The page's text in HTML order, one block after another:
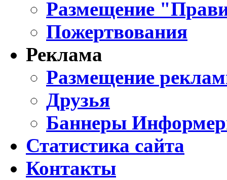
Размещение
Пожертвования
Реклама
Размещение
Друзья
Баннеры
Статистика сайта
Контакты